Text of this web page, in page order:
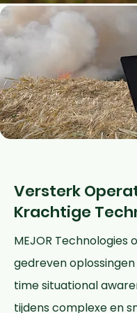
Versterk
Krachtige
MEJOR Technologies
gedreven
time situational
tijdens complexe en